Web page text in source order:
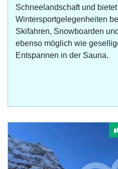
Schneelandschaft und
Wintersportgelegenheiten
Skifahren, Snowboarden
ebenso möglich wie
Entspannen in der Sauna.